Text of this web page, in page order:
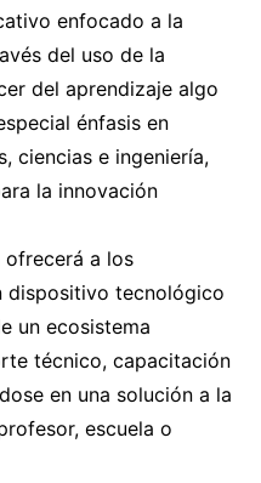
enfocado a la
del uso de la
del aprendizaje algo
énfasis en
ciencias e ingeniería,
la innovación
ofrecerá a los
dispositivo tecnológico
un ecosistema
técnico, capacitación
en una solución a la
escuela o